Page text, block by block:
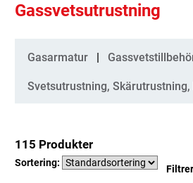
Gassvetsutrustning
Kategorier
Gasarmatur
Svetsutrustning,
115 Produkter
Sortering: